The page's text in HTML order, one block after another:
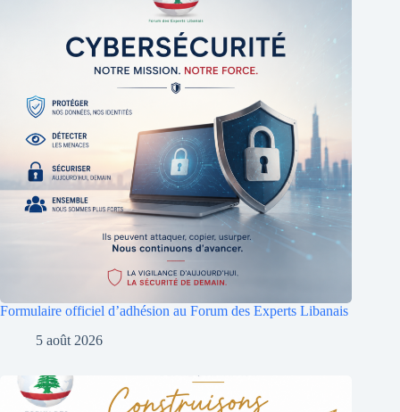
Formulaire officiel d’adhésion au Forum des Experts Libanais
5 août 2026